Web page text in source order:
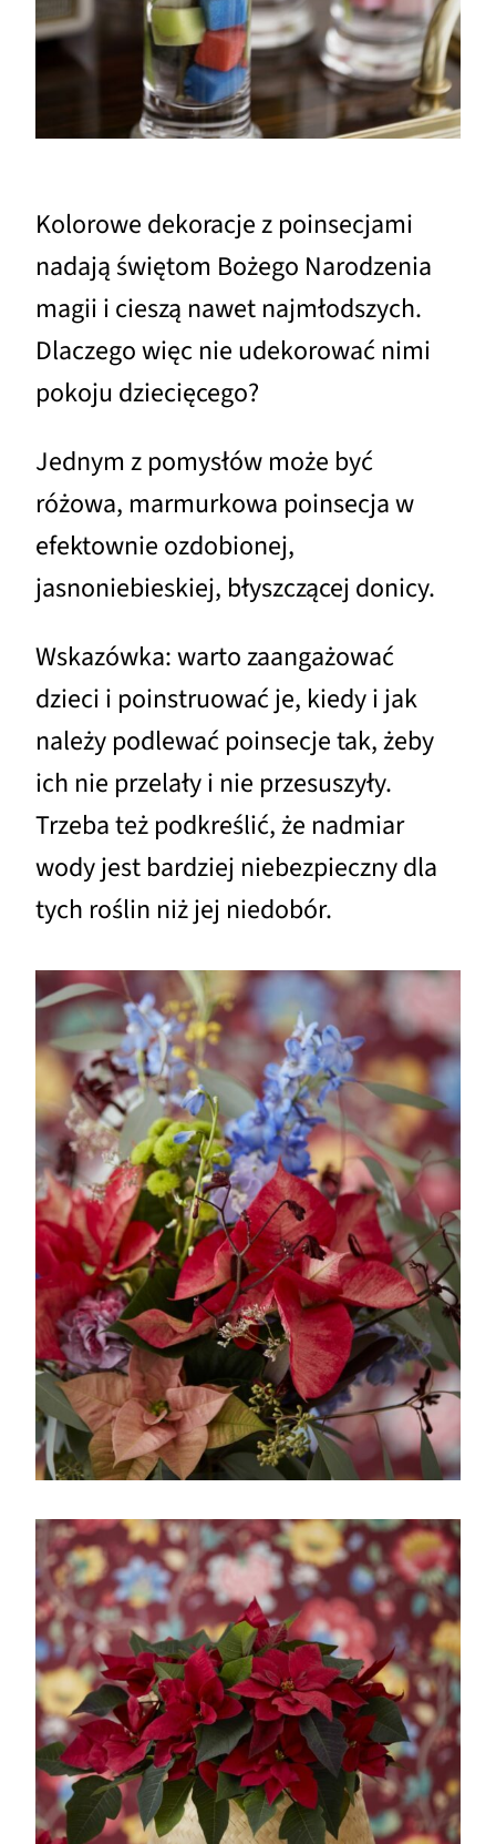
Kolorowe dekoracje z poinsecjami
nadają świętom Bożego Narodzenia
magii i cieszą nawet najmłodszych.
Dlaczego więc nie udekorować nimi
pokoju dziecięcego?
Jednym z pomysłów może być
różowa, marmurkowa poinsecja w
efektownie ozdobionej,
jasnoniebieskiej, błyszczącej donicy.
Wskazówka: warto zaangażować
dzieci i poinstruować je, kiedy i jak
należy podlewać poinsecje tak, żeby
ich nie przelały i nie przesuszyły.
Trzeba też podkreślić, że nadmiar
wody jest bardziej niebezpieczny dla
tych roślin niż jej niedobór.